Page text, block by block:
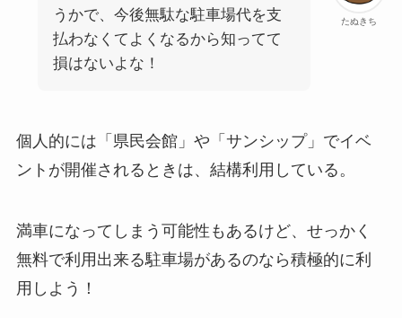
たぬきち
うかで、今後無駄な駐車場代を支
払わなくてよくなるから知ってて
損はないよな！
個人的には「県民会館」や「サンシップ」でイベ
ントが開催されるときは、結構利用している。
満車になってしまう可能性もあるけど、せっかく
無料で利用出来る駐車場があるのなら積極的に利
用しよう！